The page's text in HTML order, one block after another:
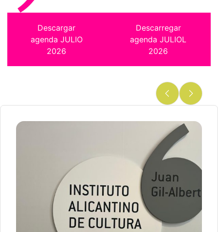
Descargar
agenda JULIO
2026
Descarregar
agenda JULIOL
2026